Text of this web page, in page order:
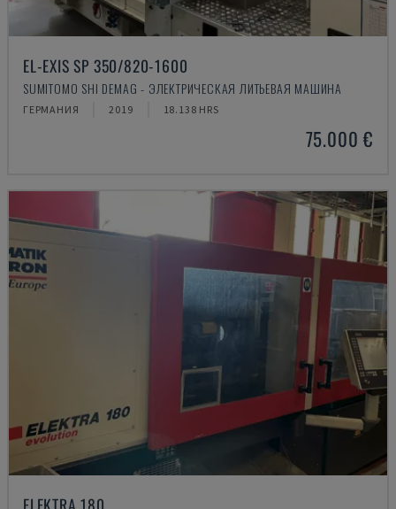
EL-EXIS SP 350/820-1600
SUMITOMO SHI DEMAG - ЭЛЕКТРИЧЕСКАЯ ЛИТЬЕВАЯ МАШИНА
ГЕРМАНИЯ 2019 18.138 HRS
75.000 €